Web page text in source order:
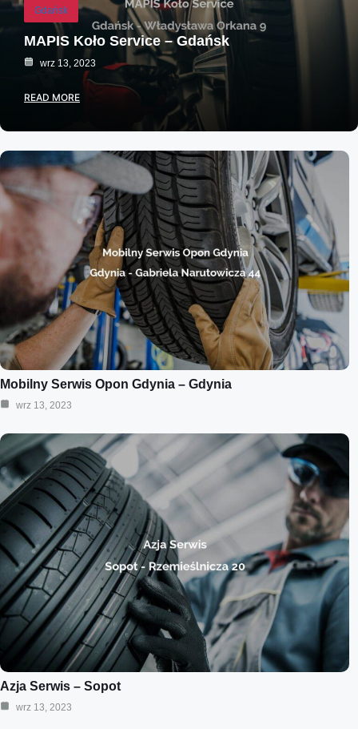
Gdańsk
MAPIS Koło Service – Gdańsk
wrz 13, 2023
READ MORE
Mobilny Serwis Opon Gdynia – Gdynia
wrz 13, 2023
Azja Serwis – Sopot
wrz 13, 2023